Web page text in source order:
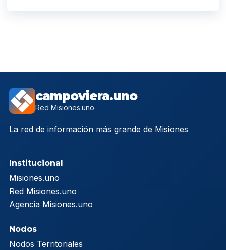
campoviera.uno
Red Misiones.uno
La red de información más grande de Misiones
Institucional
Misiones.uno
Red Misiones.uno
Agencia Misiones.uno
Nodos
Nodos Territoriales